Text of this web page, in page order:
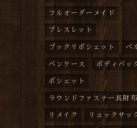
フルオーダーメイド
ブレスレット
プックリポシェット ベ
ペンケース ボディバッ
ポシェット
ラウンドファスナー長財布
リメイク リュックサッ